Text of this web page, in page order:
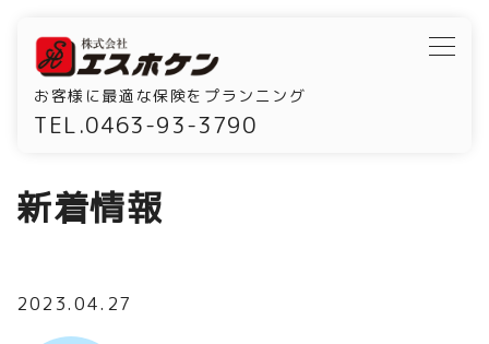
お客様に最適な保険をプランニング
TEL.0463-93-3790
新着情報
2023.04.27